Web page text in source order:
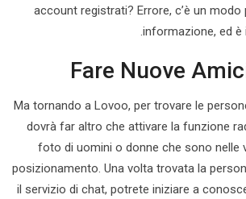
account registrati? Errore, c’è un
informazione, ed è
Fare Nuove
Ma tornando a Lovoo, per trovare le
dovrà far altro che attivare la funzione
foto di uomini o donne che sono nelle
posizionamento. Una volta trovata la
il servizio di chat, potrete iniziare a